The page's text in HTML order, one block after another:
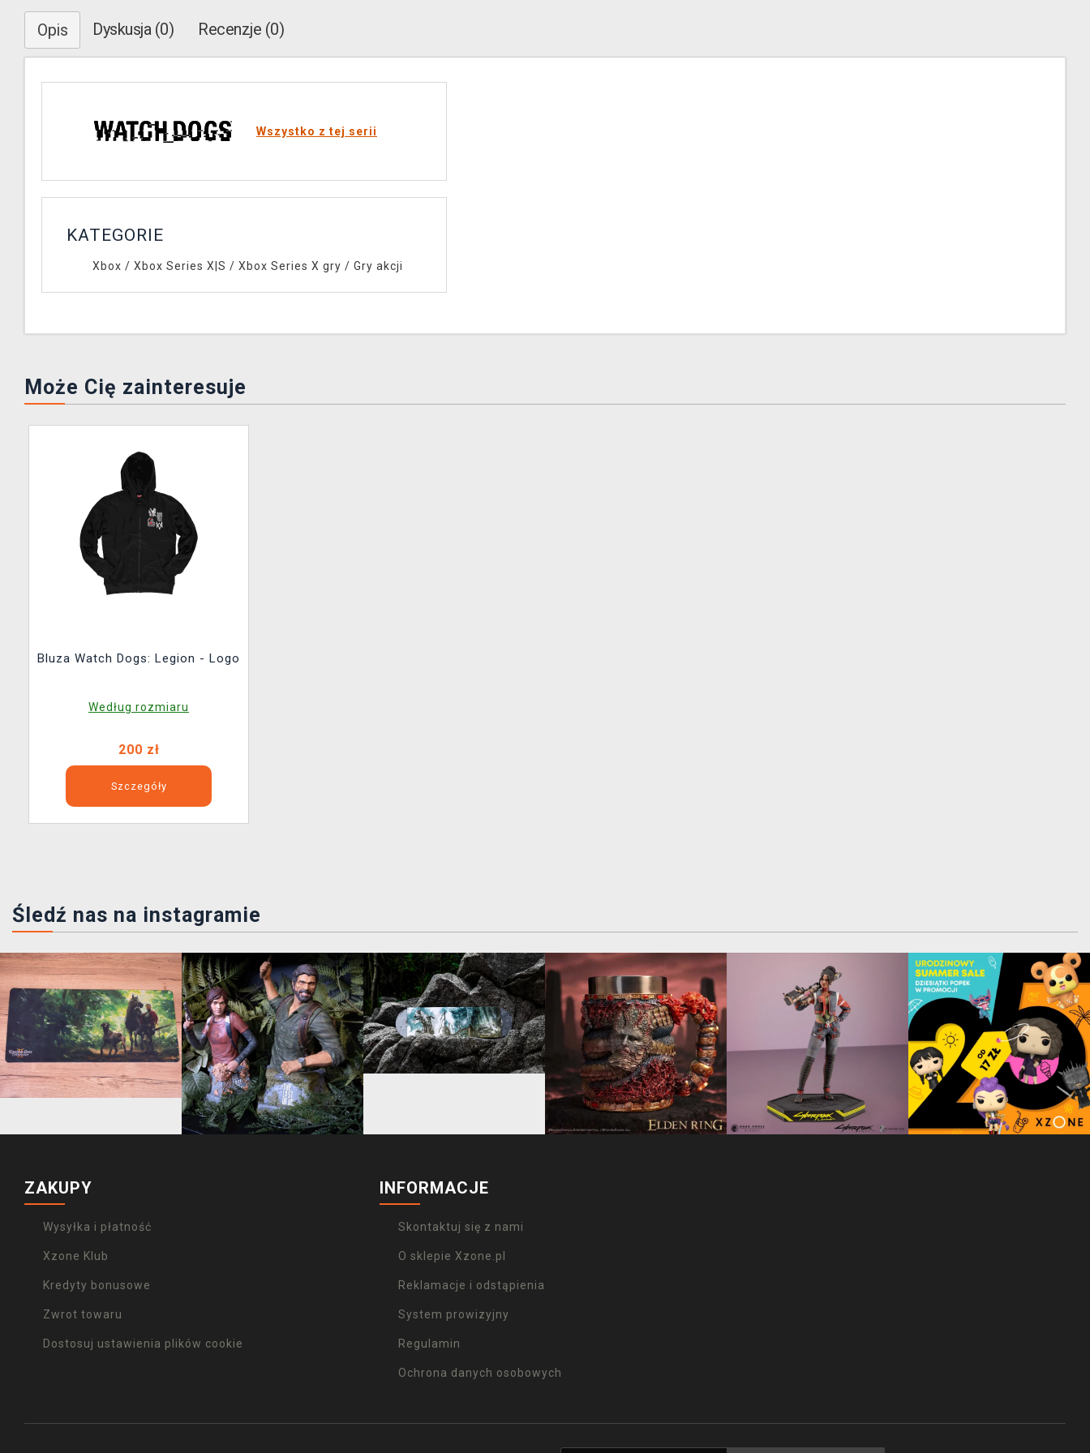
Opis Dyskusja (0) Recenzje (0)
Wszystko z tej serii
KATEGORIE
Xbox / Xbox Series X|S / Xbox Series X gry / Gry akcji
Może Cię zainteresuje
Bluza Watch Dogs: Legion - Logo
Według rozmiaru
200 zł
Szczegóły
Śledź nas na instagramie
ZAKUPY
Wysyłka i płatność
Xzone Klub
Kredyty bonusowe
Zwrot towaru
Dostosuj ustawienia plików cookie
INFORMACJE
Skontaktuj się z nami
O sklepie Xzone.pl
Reklamacje i odstąpienia
System prowizyjny
Regulamin
Ochrona danych osobowych